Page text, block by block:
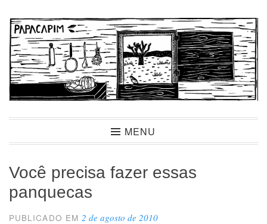
para
conteúdo
PapacapimMENU
Você precisa fazer essas
panquecas
PUBLICADO EM 2 de agosto de 2010